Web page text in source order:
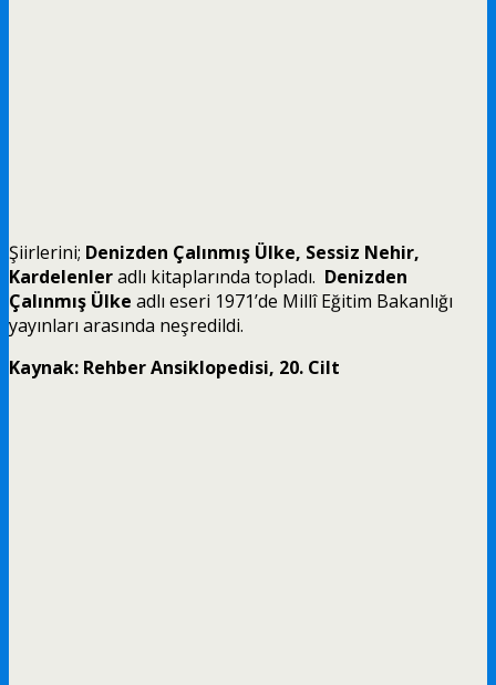
Şiirlerini; Denizden Çalınmış Ülke, Sessiz Nehir,
Kardelenleradlı kitaplarında topladı. Denizden
Çalınmış Ülke adlı eseri 1971’de Millî Eğitim Bakanlığı
yayınları arasında neşredildi.
Kaynak: Rehber Ansiklopedisi, 20. Cilt